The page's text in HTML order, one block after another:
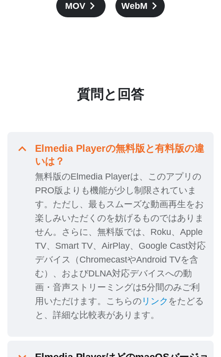
MOV WebM
質問と回答
Elmedia Playerの無料版と有料版の違
いは？
無料版のElmedia Playerは、このアプリの
PRO版よりも機能が少し制限されていま
す。ただし、最もスムーズな動画再生をお
楽しみいただくのを妨げるものではありま
せん。さらに、無料版では、Roku、Apple
TV、Smart TV、AirPlay、Google Cast対応
デバイス（ChromecastやAndroid TVを含
む）、およびDLNA対応デバイスへの動
画・音声ストリーミングは5分間のみご利
用いただけます。こちらの リンク をたどる
と、詳細な比較表があります。